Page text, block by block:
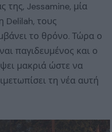
της, Jessamine, μία
Delilah, τους
το θρόνο. Τώρα ο
παγιδευμένος και ο
μακριά ώστε να
τη νέα αυτή